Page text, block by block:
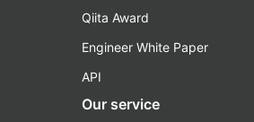
Qiita Award
Engineer White Paper
API
Our service